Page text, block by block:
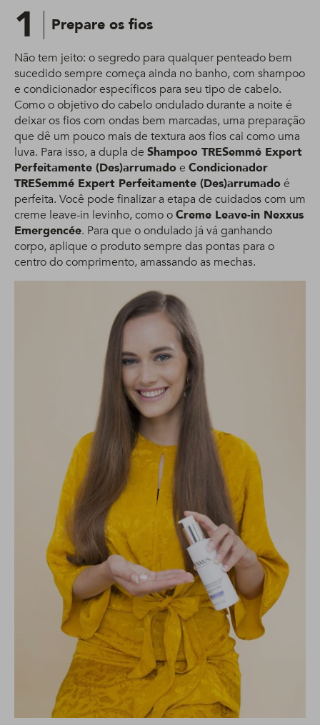
1 Prepare os fios
Não tem jeito: o segredo para qualquer penteado bem
sucedido sempre começa ainda no banho, com shampoo
e condicionador específicos para seu tipo de cabelo.
Como o objetivo do cabelo ondulado durante a noite é
deixar os fios com ondas bem marcadas, uma preparação
que dê um pouco mais de textura aos fios cai como uma
luva. Para isso, a dupla de Shampoo TRESemmé Expert
Perfeitamente (Des)arrumado e Condicionador
TRESemmé Expert Perfeitamente (Des)arrumado é
perfeita. Você pode finalizar a etapa de cuidados com um
creme leave-in levinho, como oCreme Leave-in Nexxus
Emergencée. Para que o ondulado já vá ganhando
corpo, aplique o produto sempre das pontas para o
centro do comprimento, amassando as mechas.